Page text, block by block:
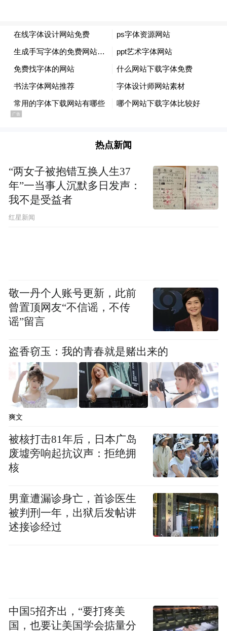
创业始于90年代
李军作为北京亚之杰汽车贸易有限责任公司
的法人代表和持股80%的股东，近期在京召
开新闻发布会，公开控诉前妻陈红的种种行
为。李军在公开维权中指出，婚变前后企业
害，这一指控使得诸多细节逐渐浮出水面。
上世纪90年代初，李军怀揣热忱在京城开始
北京颇具规模与影响力的商业版图。
热点新闻
“两女子被抱错互换人生37
年”一当事人沉默多日发声：
我不是受益者
红星新闻
敬一丹个人账号更新，此前
曾置顶网友“不信谣，不传
谣”留言
盗香窃玉：我的青春就是赌出来的
爽文
被核打击81年后，日本广岛
废墟旁响起抗议声：拒绝拥
核
男童遭漏诊身亡，首诊医生
被判刑一年，出狱后发帖讲
述接诊经过
中国5招齐出，“要打疼美
国，也要让美国学会掂量分